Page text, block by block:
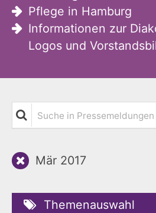
Pflege in Hamburg
Informationen zur
Logos und
Suche in
Mär 2017
Themenauswahl